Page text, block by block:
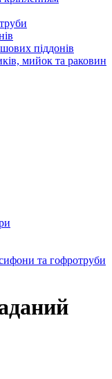
піддонів
мийок та раковин
та гофротруби